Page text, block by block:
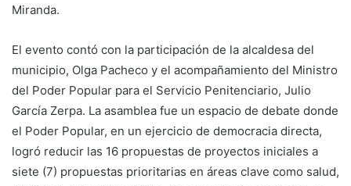
Miranda.
El evento contó con la participación de la alcaldesa del
municipio, Olga Pacheco y el acompañamiento del Ministro
del Poder Popular para el Servicio Penitenciario, Julio
García Zerpa. La asamblea fue un espacio de debate donde
el Poder Popular, en un ejercicio de democracia directa,
logró reducir las 16 propuestas de proyectos iniciales a
siete (7) propuestas prioritarias en áreas clave como salud,